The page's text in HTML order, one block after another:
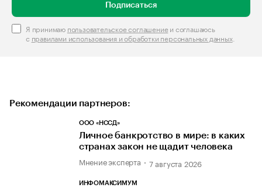
Подписаться
Я принимаю пользовательское соглашениеи соглашаюсь
с правилами использования и обработки персональных данных.
Рекомендации партнеров:
ООО «НССД»
Личное банкротство в мире: в каких
странах закон не щадит человека
Мнение эксперта 7 августа 2026
ИНФОМАКСИМУМ